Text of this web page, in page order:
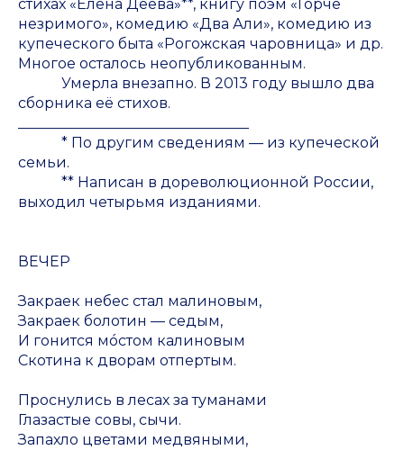
стихах «Елена Деева»**, книгу поэм «Горче
незримого», комедию «Два Али», комедию из
купеческого быта «Рогожская чаровница» и др.
Многое осталось неопубликованным.
Умерла внезапно. В 2013 году вышло два
сборника её стихов.
* По другим сведениям — из купеческой
семьи.
** Написан в дореволюционной России,
выходил четырьмя изданиями.
ВЕЧЕР
Закраек небес стал малиновым,
Закраек болотин — седым,
И гонится мóстом калиновым
Скотина к дворам отпертым.
Проснулись в лесах за туманами
Глазастые совы, сычи.
Запахло цветами медвяными,